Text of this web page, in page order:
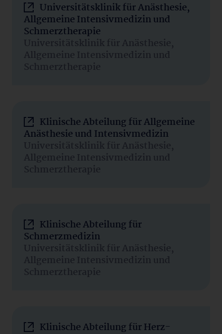
Universitätsklinik für Anästhesie,
Allgemeine Intensivmedizin und
Schmerztherapie
Universitätsklinik für Anästhesie,
Allgemeine Intensivmedizin und
Schmerztherapie
Klinische Abteilung für Allgemeine
Anästhesie und Intensivmedizin
Universitätsklinik für Anästhesie,
Allgemeine Intensivmedizin und
Schmerztherapie
Klinische Abteilung für
Schmerzmedizin
Universitätsklinik für Anästhesie,
Allgemeine Intensivmedizin und
Schmerztherapie
Klinische Abteilung für Herz-